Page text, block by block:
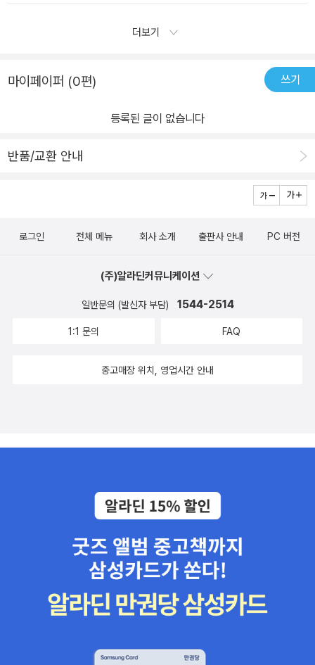
저요 제발~ 저요 저요 저요 너요 쟤요 말고 오직 저 요 저는 저에요
다들 비켜 주세요 제가 이렇게 간절한데 그 누가 저를 이길 수 있겠어
더보기
마이페이퍼 (0편) 쓰기
등록된 글이 없습니다
반품/교환 안내
로그인 전체 메뉴 회사 소개 출판사 안내 PC 버전
(주)알라딘커뮤니케이션
일반문의 (발신자 부담) 1544-2514
1:1 문의 FAQ
중고매장 위치, 영업시간 안내